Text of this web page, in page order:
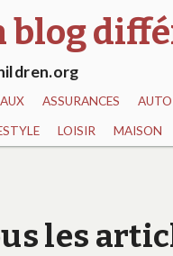
blog
ASSURANCES
LOISIR MAISON
les